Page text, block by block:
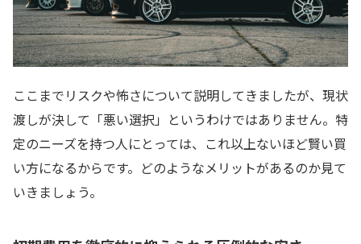
ここまでリスクや怖さについて説明してきましたが、現状
渡しが決して「悪い選択」というわけではありません。特
定のニーズを持つ人にとっては、これ以上ないほど賢い買
い方になるからです。どのようなメリットがあるのか見て
いきましょう。